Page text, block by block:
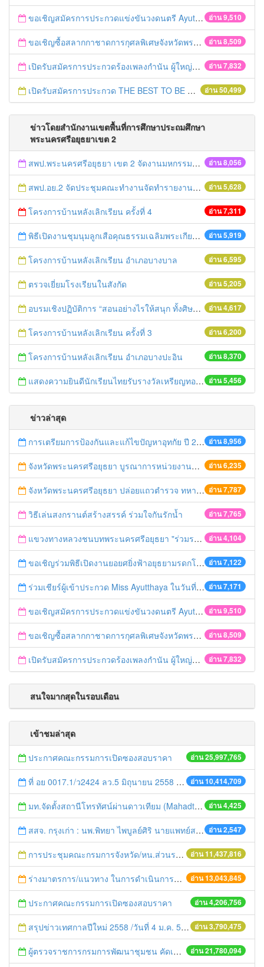
อ่าน 9,510
ขอเชิญสมัครการประกวดแข่งขันวงดนตรี Ayutthaya battle of the bands
อ่าน 8,509
ขอเชิญซื้อสลากกาชาดการกุศลพิเศษจังหวัดพระนครศรีอยุธยา 2560
อ่าน 7,832
เปิดรับสมัครการประกวดร้องเพลงกำนัน ผู้ใหญ่บ้าน ฯลฯ
อ่าน 50,499
เปิดรับสมัครการประกวด THE BEST TO BE NUMBER ONE
ข่าวโดยสำนักงานเขตพื้นที่การศึกษาประถมศึกษา
พระนครศรีอยุธยาเขต 2
อ่าน 8,056
สพป.พระนครศรีอยุธยา เขต 2 จัดงานมหกรรมการศึกษาอยุธยาสู่อาเซียน
อ่าน 5,628
สพป.อย.2 จัดประชุมคณะทำงานจัดทำรายงานและติดตามประเมินผลการควบคุมภายใน
อ่าน 7,311
โครงการบ้านหลังเลิกเรียน ครั้งที่ 4
อ่าน 5,919
พิธีเปิดงานชุมนุมลูกเสือคุณธรรมเฉลิมพระเกียรติองค์พระประมุข ครั้งที่ ๔
อ่าน 6,595
โครงการบ้านหลังเลิกเรียน อำเภอบางบาล
อ่าน 5,205
ตรวจเยี่ยมโรงเรียนในสังกัด
อ่าน 4,617
อบรมเชิงปฏิบัติการ “สอนอย่างไรให้สนุก ทั้งศิษย์และครูประทับใจ”
อ่าน 6,200
โครงการบ้านหลังเลิกเรียน ครั้งที่ 3
อ่าน 8,370
โครงการบ้านหลังเลิกเรียน อำเภอบางปะอิน
อ่าน 5,456
แสดงความยินดีนักเรียนไทยรับรางวัลเหรียญทองการแข่งขันคณิตศาสตร์โลก
ข่าวล่าสุด
อ่าน 8,956
การเตรียมการป้องกันและแก้ไขปัญหาอุทกัย ปี 2561
อ่าน 6,235
จังหวัดพระนครศรีอยุธยา บูรณาการหน่วยงานที่เกี่ยวข้อง ลงพื้นที่จัดระเบียบและดำเนินมาตรการตามบทลงโทษสูงสุดกับผู้ประกอบการร้านค้าที่ยังฝ่าฝืนตั้งร้านค้ารุกล้ำเขตพื้นที่ทางหลวง เตรียมความปลอดภัยก่อนเทศกาลสงกรานต์
อ่าน 7,787
จังหวัดพระนครศรีอยุธยา ปล่อยแถวตำรวจ ทหาร ฝ่ายปกครอง กว่า 100 นาย ตรวจเข้มท่ารถสาธารณะ สถานีขนส่งรถโดยสาร วินรถตู้ และสถานีรถไฟ เตรียมรับมือเทศกาลสงกรานต์
อ่าน 7,765
วิธีเล่นสงกรานต์สร้างสรรค์ ร่วมใจกันรักน้ำ
อ่าน 4,104
แขวงทางหลวงชนบทพระนครศรีอยุธยา "ร่วมรณรงค์ ขับช้า เปิดไฟหน้า คาดเข็มขัด" เทศกาลสงกรานต์ ปี 2561
อ่าน 7,122
ขอเชิญร่วมพิธีเปิดงานยอยศยิ่งฟ้าอยุธยามรดกโลก
อ่าน 7,171
ร่วมเชียร์ผู้เข้าประกวด Miss Ayutthaya ในวันที่ 15 ธันวาคม 2560
อ่าน 9,510
ขอเชิญสมัครการประกวดแข่งขันวงดนตรี Ayutthaya battle of the bands
อ่าน 8,509
ขอเชิญซื้อสลากกาชาดการกุศลพิเศษจังหวัดพระนครศรีอยุธยา 2560
อ่าน 7,832
เปิดรับสมัครการประกวดร้องเพลงกำนัน ผู้ใหญ่บ้าน ฯลฯ
สนใจมากสุดในรอบเดือน
เข้าชมล่าสุด
อ่าน 25,997,765
ประกาศคณะกรรมการเปิดซองสอบราคา
อ่าน 10,414,709
ที่ อย 0017.1/ว2424 ลว.5 มิถุนายน 2558 เรื่อง แจ้งกำหนดตรวจประเมินและให้คะแนนหน่วยงานที่สมัครเข้าร่วมโครงการพัฒนาหน่วยงานต้นแบบในการจัดตั้งศูนย์ข้อมูลข่าวสารของราชการฯ ประจำปีงบประมาณ พ.ศ. 2558
อ่าน 4,425
มท.จัดตั้งสถานีโทรทัศน์ผ่านดาวเทียม (Mahadthai Channel)
อ่าน 2,547
สสจ. กรุงเก่า : นพ.พิทยา ไพบูลย์ศิริ นายแพทย์สาธารณสุขจังหวัดพระนครศรีอยุธยา พร้อมคณะเจ้าหน้าที่ในสังกัดสำนักงานสาธารณสุขจังหวัดพระนครศรีอยุธยา เข้าร่วมอวยพร นายวิทยา บุรณศิริ รัฐมนตรีว่าการกระทรวงสาธารณสุข ลำดับที่ 53 เนื่องในโอกาสวันคล้ายวันเกิด ณ อำเภอบางปะอิน จังหวัดพระนครศรีอยุธยา
อ่าน 11,437,816
การประชุมคณะกรมการจังหวัด/หน.ส่วนราชการประจำเดือน มิถุนายน 2558
อ่าน 13,043,845
ร่างมาตรการ/แนวทาง ในการดำเนินการประกอบการตรวจราชการแบบบูรณาการ
อ่าน 4,206,756
ประกาศคณะกรรมการเปิดซองสอบราคา
อ่าน 3,790,475
สรุปข่าวเทศกาลปีใหม่ 2558 /วันที่ 4 ม.ค. 58
อ่าน 21,780,094
ผู้ตรวจราชการกรมการพัฒนาชุมชน คัดเลือกข้าราชการและลูกจ้างดีเด่น และหน่วยงานพัฒนาชุมชนใสสะอาด ประจำปี ๒๕๕๔